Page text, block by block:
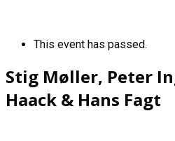
This event has passed.
Stig Møller, Peter
Haack & Hans Fagt